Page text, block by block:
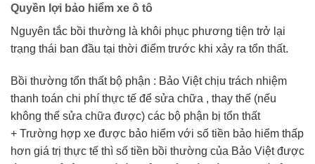
Quyền lợi bảo hiểm xe ô tô
Nguyên tắc bồi thường là khôi phục phương tiện trở lại
trạng thái ban đầu tại thời điểm trước khi xảy ra tổn thất.
Bồi thường tổn thất bộ phận : Bảo Việt chịu trách nhiệm
thanh toán chi phí thực tế để sửa chữa , thay thế (nếu
không thể sửa chữa được) các bộ phận bị tổn thất
+ Trường hợp xe được bảo hiểm với số tiền bảo hiểm thấp
hơn giá trị thực tế thì số tiền bồi thường của Bảo Việt được